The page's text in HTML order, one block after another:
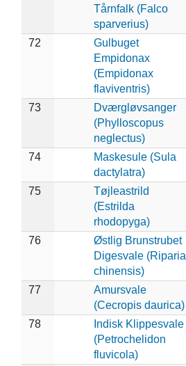
Tårnfalk (Falco
sparverius)
72
Gulbuget
Empidonax
(Empidonax
flaviventris)
73
Dværgløvsanger
(Phylloscopus
neglectus)
74
Maskesule (Sula
dactylatra)
75
Tøjleastrild
(Estrilda
rhodopyga)
76
Østlig Brunstrubet
Digesvale (Riparia
chinensis)
77
Amursvale
(Cecropis daurica)
78
Indisk Klippesvale
(Petrochelidon
fluvicola)